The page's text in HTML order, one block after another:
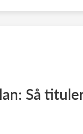
Så